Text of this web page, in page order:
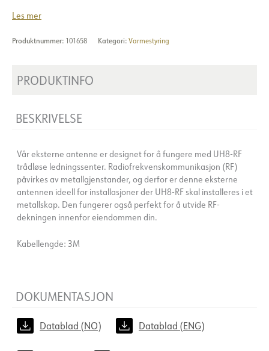
Les mer
Produktnummer: 101658 Kategori: Varmestyring
PRODUKTINFO
BESKRIVELSE
Vår eksterne antenne er designet for å fungere med UH8-RF
trådløse ledningssenter. Radiofrekvenskommunikasjon (RF)
påvirkes av metallgjenstander, og derfor er denne eksterne
antennen ideell for installasjoner der UH8-RF skal installeres i et
metallskap. Den fungerer også perfekt for å utvide RF-
dekningen innenfor eiendommen din.
Kabellengde: 3M
DOKUMENTASJON
Datablad (NO) Datablad (ENG)